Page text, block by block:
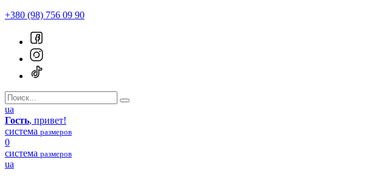
+380 (98) 756 09 90
ua
Гость, привет!
система размеров
0
система размеров
ua